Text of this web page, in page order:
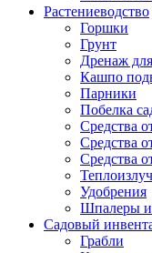
Растениеводство
Горшки
Грунт
Дренаж
Кашпо
Парники
Побелка
Средства
Средства
Средства
Удобрения
Шпалеры и
Садовый
Грабли